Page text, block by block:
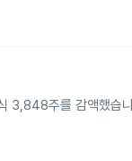
3,848주를 감액했습